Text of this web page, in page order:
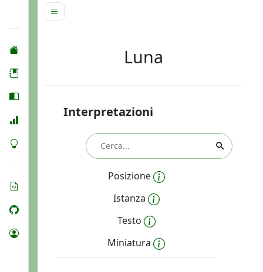
Luna
Interpretazioni
Posizione
Istanza
Testo
Miniatura